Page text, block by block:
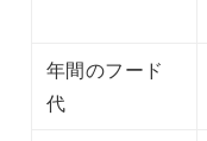
年間のフード
代